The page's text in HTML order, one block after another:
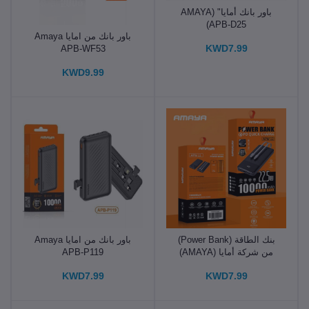
باور بانك أمايا" (AMAYA
APB-D25)
KWD7.99
باور بانك من امايا Amaya
APB-WF53
KWD9.99
بنك الطاقة (Power Bank)
من شركة أمايا (AMAYA)
KWD7.99
باور بانك من امايا Amaya
APB-P119
KWD7.99